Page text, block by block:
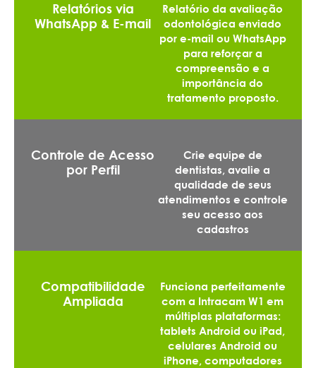
Relatórios via
WhatsApp & E-mail
Relatório da avaliação
odontológica enviado
por e-mail ou WhatsApp
para reforçar a
compreensão e a
importância do
tratamento proposto.
Controle de Acesso
por Perfil
Crie equipe de
dentistas, avalie a
qualidade de seus
atendimentos e controle
seu acesso aos
cadastros
Compatibilidade
Ampliada
Funciona perfeitamente
com a Intracam W1 em
múltiplas plataformas:
tablets Android ou iPad,
celulares Android ou
iPhone, computadores